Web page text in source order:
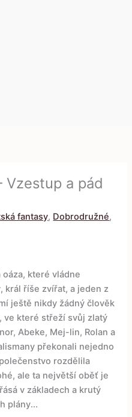
Vzestup a pád
fantasy, Dobrodružné,
které vládne
král říše zvířat, a jeden z
ještě nikdy žádný člověk
ve které střeží svůj zlatý
Abeke, Mej-lin, Rolan a
překonali nejedno
rozdělila
ale ta největší oběť je
v základech a krutý
plány...